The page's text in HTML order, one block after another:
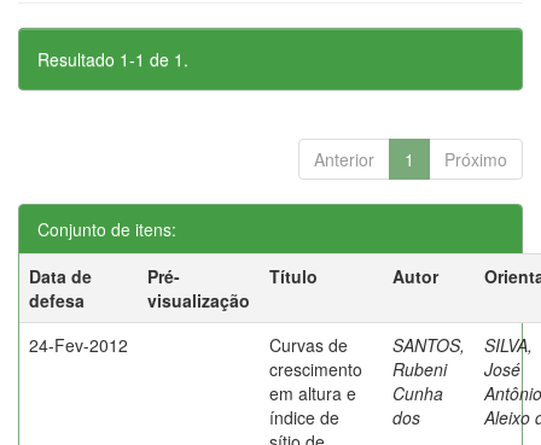
Resultado 1-1 de 1.
Anterior 1 Próximo
Conjunto de itens:
Data de
defesa
Pré-
visualização
Título Autor
24-Fev-2012
Curvas de
crescimento
em altura e
índice de
SANTOS,
Rubeni
Cunha
dos
SILVA,
José
Antônio
Aleixo